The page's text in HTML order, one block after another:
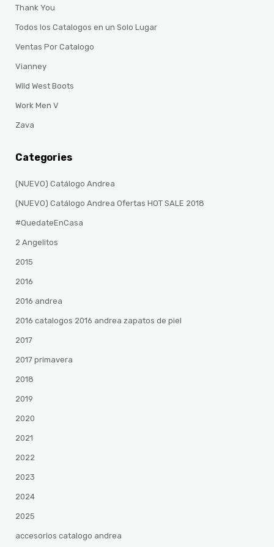
Thank You
Todos los Catalogos en un Solo Lugar
Ventas Por Catalogo
Vianney
Wild West Boots
Work Men V
Zava
Categories
(NUEVO) Catálogo Andrea
(NUEVO) Catálogo Andrea Ofertas HOT SALE 2018
#QuedateEnCasa
2 Angelitos
2015
2016
2016 andrea
2016 catalogos 2016 andrea zapatos de piel
2017
2017 primavera
2018
2019
2020
2021
2022
2023
2024
2025
accesorios catalogo andrea